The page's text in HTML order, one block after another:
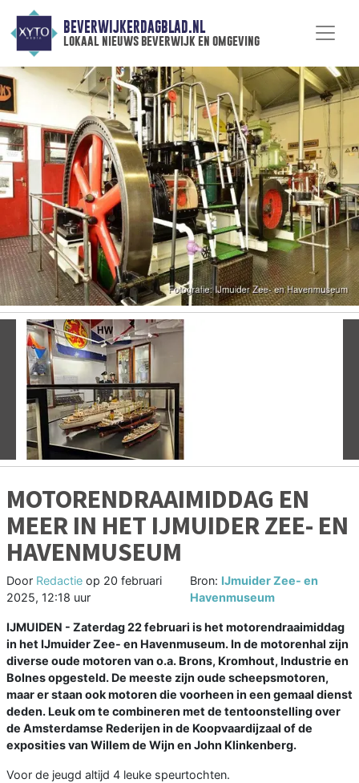
BEVERWIJKERDAGBLAD.NL
lokaal nieuws beverwijk en omgeving
Vorige
MOTORENDRAAIMIDDAG EN
MEER IN HET IJMUIDER ZEE- EN
HAVENMUSEUM
Door Redactie op 20 februari
2025, 12:18 uur
Bron: IJmuider Zee- en
Havenmuseum
IJMUIDEN - Zaterdag 22 februari is het motorendraaimiddag
in het IJmuider Zee- en Havenmuseum. In de motorenhal zijn
diverse oude motoren van o.a. Brons, Kromhout, Industrie en
Bolnes opgesteld. De meeste zijn oude scheepsmotoren,
maar er staan ook motoren die voorheen in een gemaal dienst
deden. Leuk om te combineren met de tentoonstelling over
de Amsterdamse Rederijen in de Koopvaardijzaal of de
exposities van Willem de Wijn en John Klinkenberg.
Voor de jeugd altijd 4 leuke speurtochten.